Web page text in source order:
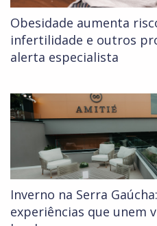
Obesidade aumenta
infertilidade e outros
alerta especialista
Inverno na Serra
experiências que unem